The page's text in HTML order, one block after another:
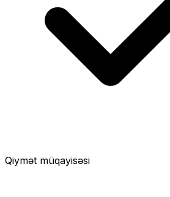
Qiymət müqayisəsi